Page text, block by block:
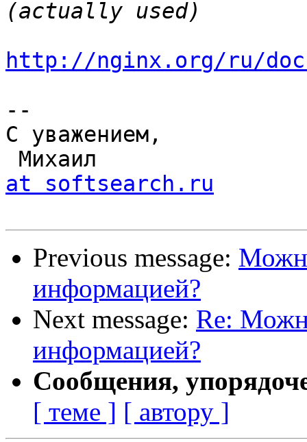
http://nginx.org/ru/
--
С уважением,
Михаил
at softsearch.ru
Previous message:
информацией?
Next message: Re:
информацией?
Сообщения,
[ теме ] [ автору ]